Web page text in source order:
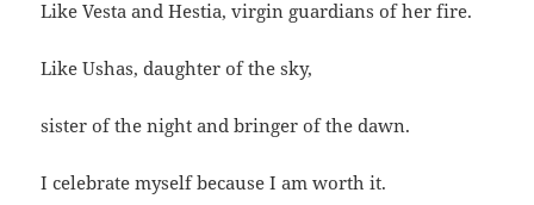
Like Vesta and Hestia, virgin guardians of her fire.
Like Ushas, daughter of the sky,
sister of the night and bringer of the dawn.
I celebrate myself because I am worth it.